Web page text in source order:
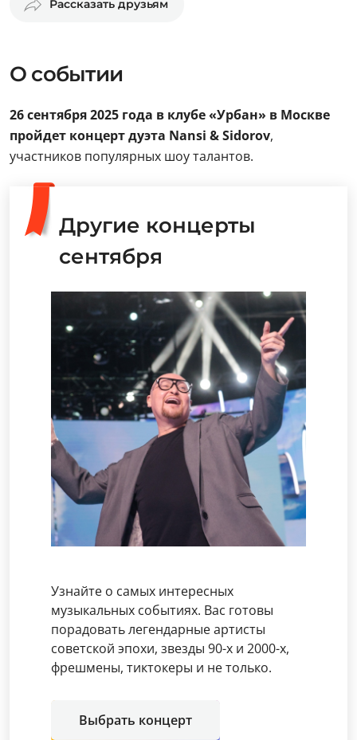
Рассказать друзьям
О событии
26 сентября 2025 года в клубе «Урбан» в Москве
пройдет концерт дуэта Nansi & Sidorov,
участников популярных шоу талантов.
Другие концерты
сентября
Узнайте о самых интересных
музыкальных событиях. Вас готовы
порадовать легендарные артисты
советской эпохи, звезды 90-х и 2000-х,
фрешмены, тиктокеры и не только.
Выбрать концерт